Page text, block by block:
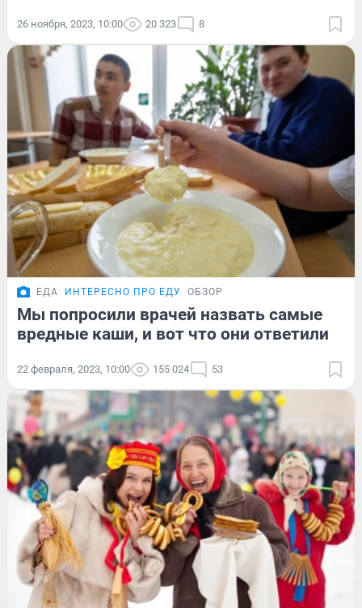
26 ноября, 2023, 10:00 20 323 8
ЕДА ИНТЕРЕСНО ПРО ЕДУ ОБЗОР
Мы попросили врачей назвать самые
вредные каши, и вот что они ответили
22 февраля, 2023, 10:00 155 024 53